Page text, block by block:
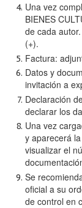
Una vez
BIENES
de cada
(+).
Factura:
Datos y
invitación a
Declaración
declarar los
Una vez
y aparecerá
visualizar el
Se
oficial a su
de control en